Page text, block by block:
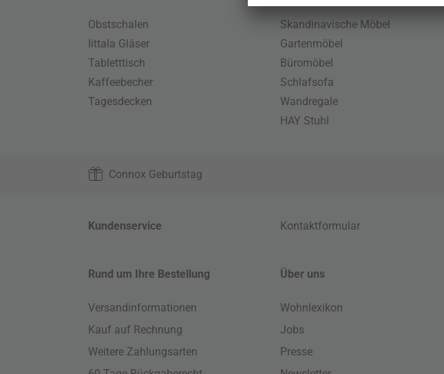
Obstschalen
Iittala Gläser
Tabletttisch
Kaffeebecher
Tagesdecken
Skandinavische Möbel
Gartenmöbel
Büromöbel
Schlafsofa
Wandregale
HAY Stuhl
Connox Geburtstag
Kundenservice Kontaktformular
Rund um Ihre Bestellung
Versandinformationen
Kauf auf Rechnung
Weitere Zahlungsarten
Über uns
Wohnlexikon
Jobs
Presse